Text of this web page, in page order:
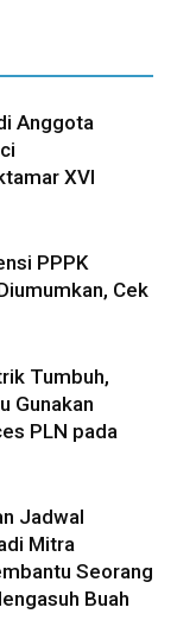
Anggota
XVI
PPPK
Cek
Tumbuh,
Gunakan
PLN pada
Jadwal
Mitra
Seorang
Buah